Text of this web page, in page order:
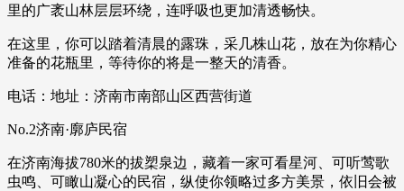
里的广袤山林层层环绕，连呼吸也更加清透畅快。
在这里，你可以踏着清晨的露珠，采几株山花，放在为你精心
准备的花瓶里，等待你的将是一整天的清香。
电话：地址：济南市南部山区西营街道
No.2济南·廓庐民宿
在济南海拔780米的拔槊泉边，藏着一家可看星河、可听莺歌
虫鸣、可瞰山凝心的民宿，纵使你领略过多方美景，依旧会被